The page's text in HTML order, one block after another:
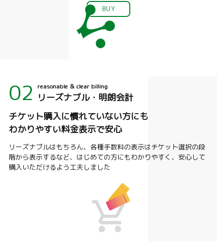
BUY
02 reasonable ＆ clear billing
リーズナブル・明朗会計
チケット購入に慣れていない方にも
わかりやすい料金表示で安心
リーズナブルはもちろん、各種手数料の表示はチケット選択の段
階から表示するなど、はじめての方にもわかりやすく、安心して
購入いただけるよう工夫しました